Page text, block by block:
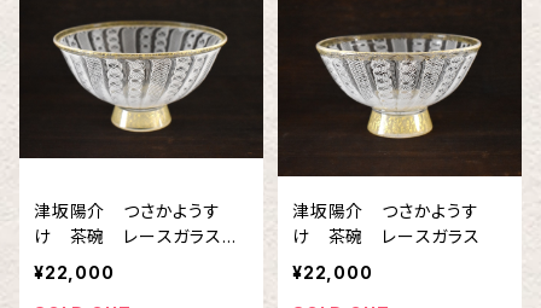
津坂陽介 つさかようす
け 茶碗 レースガラス
2
¥22,000
津坂陽介 つさかようす
け 茶碗 レースガラス
¥22,000